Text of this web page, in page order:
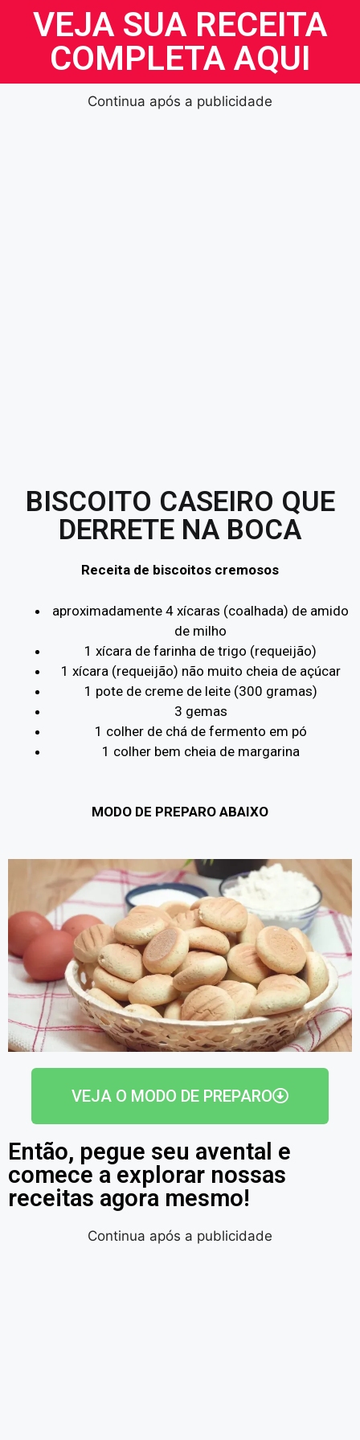
VEJA SUA RECEITA
COMPLETA AQUI
Continua após a publicidade
BISCOITO CASEIRO QUE
DERRETE NA BOCA
Receita de biscoitos cremosos
aproximadamente 4 xícaras (coalhada) de amido
de milho
1 xícara de farinha de trigo (requeijão)
1 xícara (requeijão) não muito cheia de açúcar
1 pote de creme de leite (300 gramas)
3 gemas
1 colher de chá de fermento em pó
1 colher bem cheia de margarina
MODO DE PREPARO ABAIXO
VEJA O MODO DE PREPARO
Então, pegue seu avental e
comece a explorar nossas
receitas agora mesmo!
Continua após a publicidade